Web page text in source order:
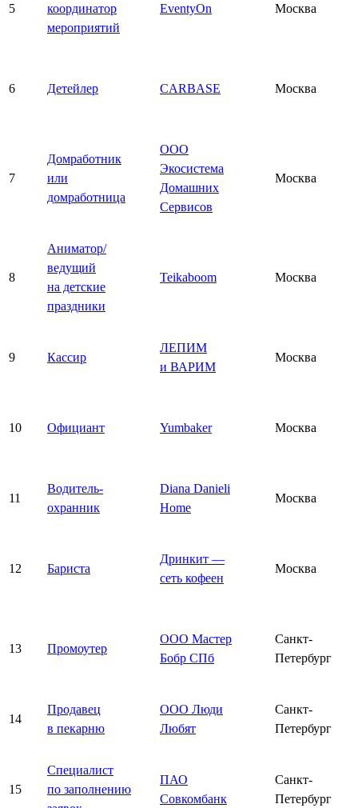
5
координатор
мероприятий
EventyOn Москва
6 Детейлер CARBASE Москва
7
Домработник
или
домработница
ООО
Экосистема
Домашних
Сервисов
Москва
8
Аниматор/
ведущий
на детские
праздники
Teikaboom Москва
9 Кассир
ЛЕПИМ
и ВАРИМ
Москва
10 Официант Yumbaker Москва
11
Водитель-
охранник
Diana Danieli
Home
Москва
12 Бариста
Дринкит —
сеть кофеен
Москва
13 Промоутер
ООО Мастер
Бобр СПб
Санкт-
Петербург
14
Продавец
в пекарню
ООО Люди
Любят
Санкт-
Петербург
15
Специалист
по заполнению
ПАО
Совкомбанк
Санкт-
Петербург